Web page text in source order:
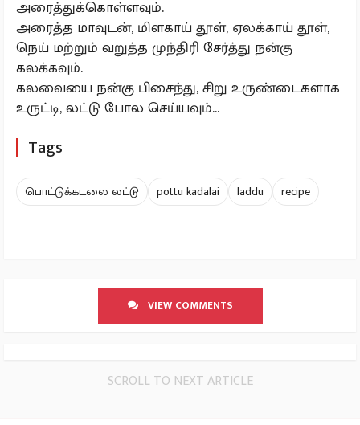
அரைத்துக்கொள்ளவும்.
அரைத்த மாவுடன், மிளகாய் தூள், ஏலக்காய் தூள்,
நெய் மற்றும் வறுத்த முந்திரி சேர்த்து நன்கு
கலக்கவும்.
கலவையை நன்கு பிசைந்து, சிறு உருண்டைகளாக
உருட்டி, லட்டு போல செய்யவும்...
Tags
பொட்டுக்கடலை லட்டு pottu kadalai laddu recipe
VIEW COMMENTS
SCROLL TO NEXT ARTICLE